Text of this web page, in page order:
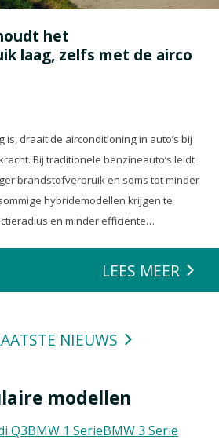
het
laag, zelfs met de airco
is, draait de airconditioning in auto’s bij
Bij traditionele benzineauto’s leidt
brandstofverbruik en soms tot minder
hybridemodellen krijgen te
en minder efficiënte
LEES MEER
NIEUWS
modellen
Q3BMW 1 SerieBMW 3 Serie